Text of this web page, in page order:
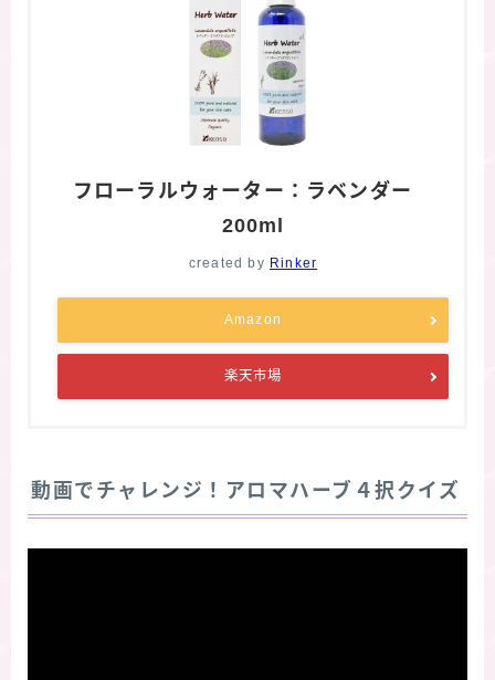
フローラルウォーター：ラベンダー
200ml
created by Rinker
Amazon
楽天市場
動画でチャレンジ！アロマハーブ４択クイズ